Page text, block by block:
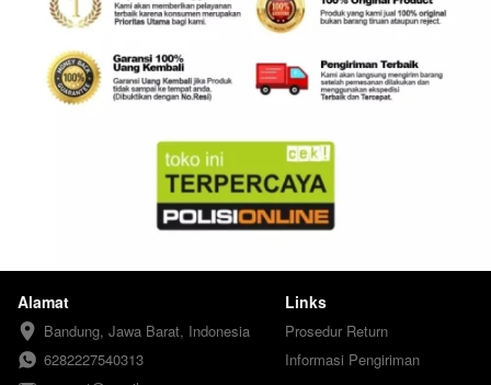
Alamat
Bandung, Jawa Barat, Indonesia
6282227540313
Links
Prosedur Return
Informasi Pengiriman